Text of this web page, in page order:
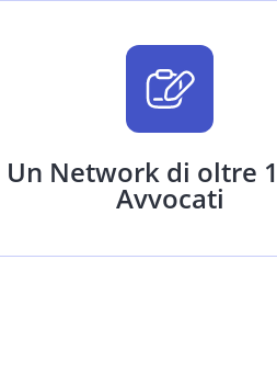
Un Network di oltre
Avvocati